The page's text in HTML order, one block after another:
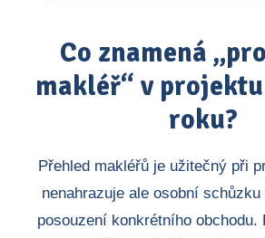
Co znamená
makléř“ v
roku?
Přehled makléřů je užitečný při
nenahrazuje ale osobní
posouzení konkrétního obchodu.